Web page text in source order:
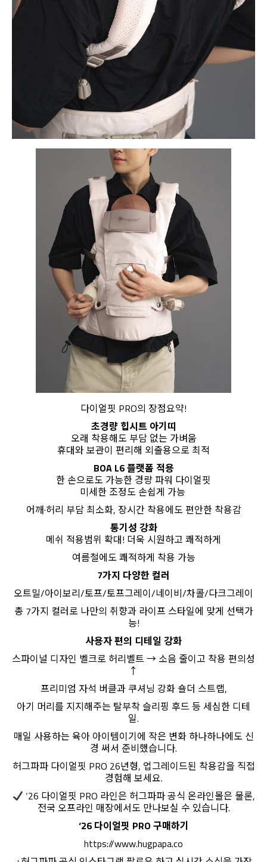
다이얼핏 PRO의 장점요약!
초경량 힙시트 아기띠
오래 착용해도 부담 없는 가벼움
휴대와 보관이 편리해 외출용으로 최적
BOA L6 플랫폼 적용
한 손으로도 가능한 경량 파워 다이얼핏
미세한 조정도 손쉽게 가능
어깨·허리 부담 최소화, 장시간 착용에도 편안한 착용감
통기성 강화
메쉬 적용범위 확대! 더욱 시원하고 쾌적하게
여름철에도 쾌적하게 착용 가능
7가지 다양한 컬러
오트밀/아이보리/토프/토프그레이/네이비/차콜/다크그레이
총 7가지 컬러로 나만의 취향과 라이프 스타일에 맞게 선택가
능!
사용자 편의 디테일 강화
스파이널 디자인 벨크로 허리벨트 → 소음 줄이고 착용 편의성
↑
프리미엄 자석 버클과 쿠셔닝 강화 숄더 스트랩,
아기 머리를 지지해주는 탈부착 슬리핑 후드 등 세심한 디테
일.
매일 사용하는 육아 아이템이기에 작은 변화 하나하나에도 신
경 써서 준비했습니다.
허그파파 다이얼핏 PRO 26년형, 업그레이드된 착용감을 직접
경험해 보세요.
‘26 다이얼핏 PRO 라인은 허그파파 공식 온라인몰은 물론,
전국 오프라인 매장에서도 만나보실 수 있습니다.
‘26 다이얼핏 PRO 구매하기
https://www.hugpapa.co